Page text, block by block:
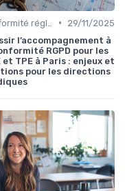
•
29/11/2025
l’accompagnement à
RGPD pour les
et TPE à Paris : enjeux et
pour les directions